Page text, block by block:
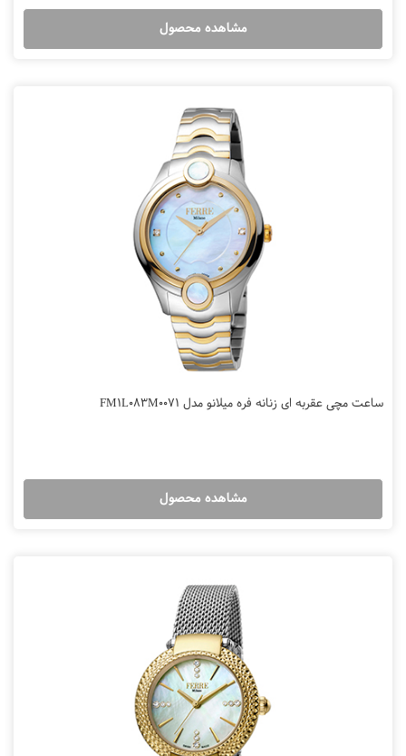
مشاهده محصول
ساعت مچی عقربه ای زنانه فره میلانو مدل FM1L083M0071
مشاهده محصول